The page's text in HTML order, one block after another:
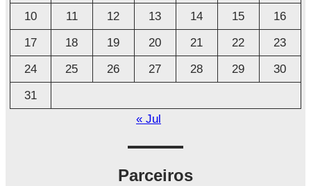
o
10
11 12 13 14 15
16
17
18 19 20 21 22
23
24
25 26 27 28 29
30
31
« Jul
Parceiros